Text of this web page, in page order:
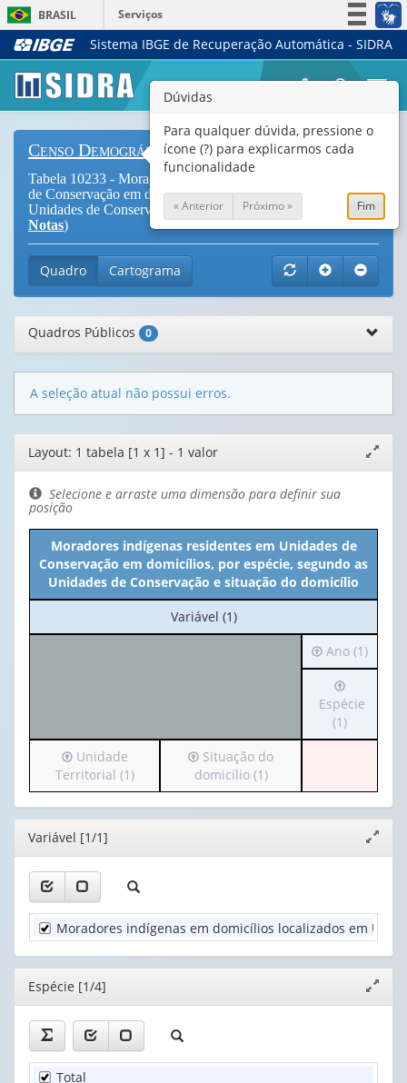
BRASIL
Serviços
Simplifique!
Legislação
Canais
Sistema IBGE de Recuperação Automática - SIDRA
Censo Demográfico
Tabela 10233 - Moradores indígenas residentes em Unidades
de Conservação em domicílios, por espécie, segundo as
Unidades de Conservação e situação do domicílio (
Notas)
Quadro Cartograma
Quadros Públicos 0
A seleção atual não possui erros.
Editor
de
layout
janela
Layout: 1 tabela [1 x 1] - 1 valor
Selecione e arraste uma dimensão para definir sua
posição
Moradores indígenas residentes em Unidades de
Conservação em domicílios, por espécie, segundo as
Unidades de Conservação e situação do domicílio
No
cabeçalho:
Variável (1)
Irá
para
cabeçalho
(possui
apenas
Ano (1)
Irá
para
o
cabeçalho
1
valor):
Espécie
Espécie
(1)
Irá
para
o
cabeçalho
(possui
apenas
valor):
Unidade
Territorial
(1)
Unidade
Territorial (1)
Irá
para
o
cabeçalho
Situação
do
domicílio
Situação do
domicílio (1)
Editor
janela
Variável [1/1]
Moradores indígenas em domicílios localizados em
Editor
janela
Espécie [1/4]
Total
Dúvidas
Para qualquer dúvida, pressione o
ícone (?) para explicarmos cada
funcionalidade
« Anterior Próximo » Fim